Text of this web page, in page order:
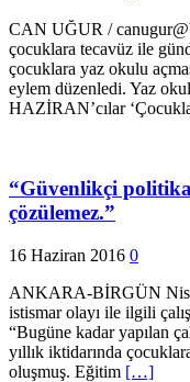
CAN UĞUR /
çocuklara tecavüz ile
çocuklara yaz okulu
eylem düzenledi. Yaz
HAZİRAN’cılar
“Güvenlikçi
çözülemez.”
16 Haziran 2016 0
ANKARA-BİRGÜN
istismar olayı ile ilgili
“Bugüne kadar yapılan
yıllık iktidarında
oluşmuş. Eğitim […]